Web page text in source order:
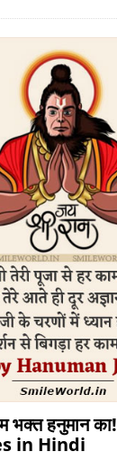
भक्त हनुमान
in Hindi